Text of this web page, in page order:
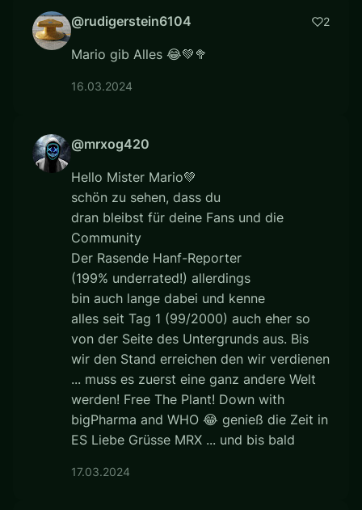
@rudigerstein6104 2
Mario gib Alles 😂💚🥦
16.03.2024
@mrxog420
Hello Mister Mario💚
schön zu sehen, dass du
dran bleibst für deine Fans und die
Community
Der Rasende Hanf-Reporter
(199% underrated!) allerdings
bin auch lange dabei und kenne
alles seit Tag 1 (99/2000) auch eher so
von der Seite des Untergrunds aus. Bis
wir den Stand erreichen den wir verdienen
... muss es zuerst eine ganz andere Welt
werden! Free The Plant! Down with
bigPharma and WHO 😂 genieß die Zeit in
ES Liebe Grüsse MRX ... und bis bald
17.03.2024